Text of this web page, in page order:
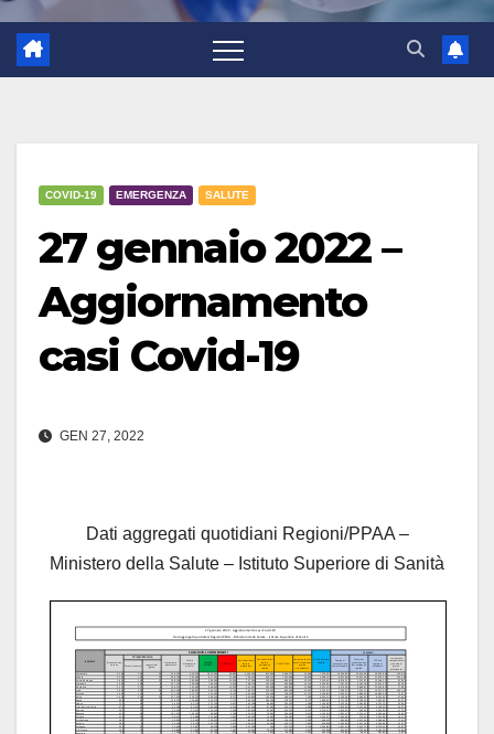
COVID-19 EMERGENZA SALUTE
27 gennaio 2022 –
Aggiornamento
casi Covid-19
GEN 27, 2022
Dati aggregati quotidiani Regioni/PPAA –
Ministero della Salute – Istituto Superiore di Sanità